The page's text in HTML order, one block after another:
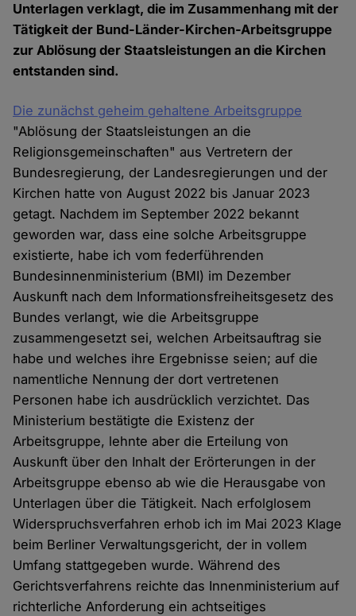
Unterlagen verklagt, die im Zusammenhang mit der
Tätigkeit der Bund-Länder-Kirchen-Arbeitsgruppe
zur Ablösung der Staatsleistungen an die Kirchen
entstanden sind.
Die zunächst geheim gehaltene Arbeitsgruppe
"Ablösung der Staatsleistungen an die
Religionsgemeinschaften" aus Vertretern der
Bundesregierung, der Landesregierungen und der
Kirchen hatte von August 2022 bis Januar 2023
getagt. Nachdem im September 2022 bekannt
geworden war, dass eine solche Arbeitsgruppe
existierte, habe ich vom federführenden
Bundesinnenministerium (BMI) im Dezember
Auskunft nach dem Informationsfreiheitsgesetz des
Bundes verlangt, wie die Arbeitsgruppe
zusammengesetzt sei, welchen Arbeitsauftrag sie
habe und welches ihre Ergebnisse seien; auf die
namentliche Nennung der dort vertretenen
Personen habe ich ausdrücklich verzichtet. Das
Ministerium bestätigte die Existenz der
Arbeitsgruppe, lehnte aber die Erteilung von
Auskunft über den Inhalt der Erörterungen in der
Arbeitsgruppe ebenso ab wie die Herausgabe von
Unterlagen über die Tätigkeit. Nach erfolglosem
Widerspruchsverfahren erhob ich im Mai 2023 Klage
beim Berliner Verwaltungsgericht, der in vollem
Umfang stattgegeben wurde. Während des
Gerichtsverfahrens reichte das Innenministerium auf
richterliche Anforderung ein achtseitiges